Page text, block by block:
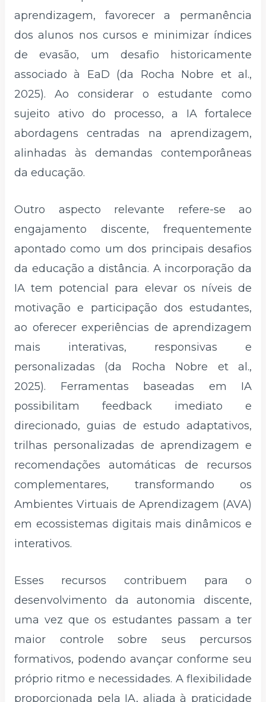
aprendizagem, favorecer a permanência
dos alunos nos cursos e minimizar índices
de evasão, um desafio historicamente
associado à EaD (da Rocha Nobre et al.,
2025). Ao considerar o estudante como
sujeito ativo do processo, a IA fortalece
abordagens centradas na aprendizagem,
alinhadas às demandas contemporâneas
da educação.
Outro aspecto relevante refere-se ao
engajamento discente, frequentemente
apontado como um dos principais desafios
da educação a distância. A incorporação da
IA tem potencial para elevar os níveis de
motivação e participação dos estudantes,
ao oferecer experiências de aprendizagem
mais interativas, responsivas e
personalizadas (da Rocha Nobre et al.,
2025). Ferramentas baseadas em IA
possibilitam feedback imediato e
direcionado, guias de estudo adaptativos,
trilhas personalizadas de aprendizagem e
recomendações automáticas de recursos
complementares, transformando os
Ambientes Virtuais de Aprendizagem (AVA)
em ecossistemas digitais mais dinâmicos e
interativos.
Esses recursos contribuem para o
desenvolvimento da autonomia discente,
uma vez que os estudantes passam a ter
maior controle sobre seus percursos
formativos, podendo avançar conforme seu
próprio ritmo e necessidades. A flexibilidade
proporcionada pela IA, aliada à praticidade